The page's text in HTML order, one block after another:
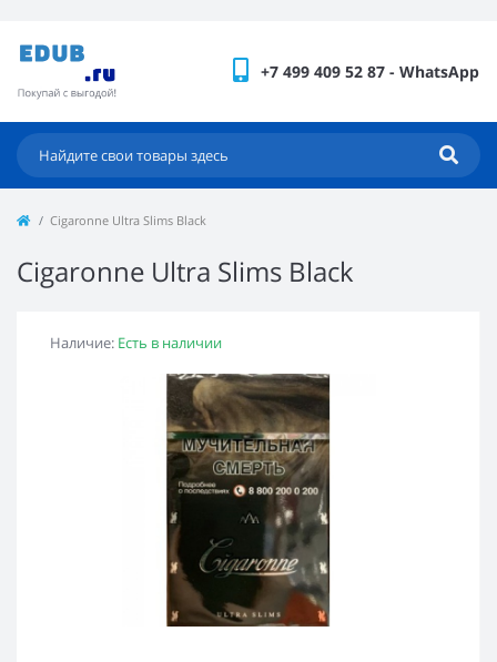
+7 499 409 52 87 - WhatsApp
Cigaronne Ultra Slims Black
Cigaronne Ultra Slims Black
Наличие: Есть в наличии